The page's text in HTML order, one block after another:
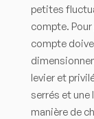
petites
compte.
compte
levier et
serrés et une
manière de